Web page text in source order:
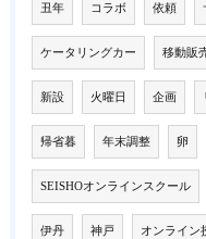
丑年 コラボ 依頼
ケータリングカー 移動販
新設 火曜日 企画
帰省暮 年末調整 卵
SEISHOオンラインスクール
伊丹 神戸 オンライン